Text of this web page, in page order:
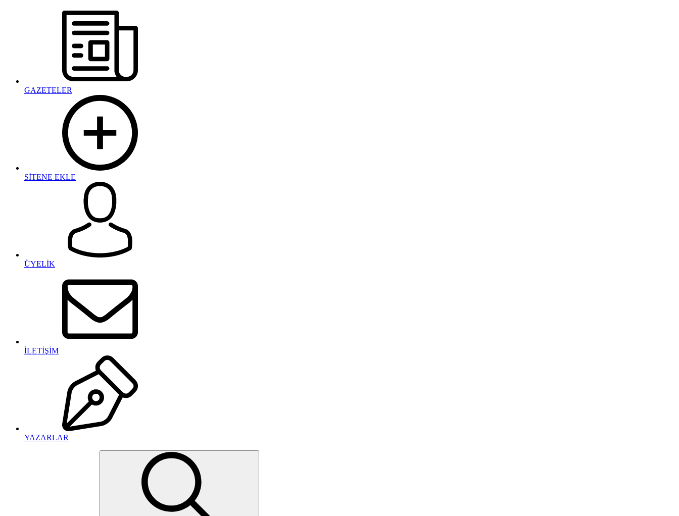
GAZETELER
SİTENE EKLE
ÜYELİK
İLETİŞİM
YAZARLAR